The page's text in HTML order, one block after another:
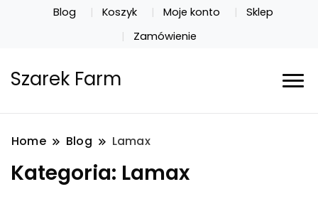
Blog Koszyk Moje konto
Sklep
Zamówienie
Szarek Farm
Home Blog Lamax
Kategoria: Lamax